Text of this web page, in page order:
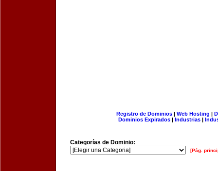
Registro de Dominios| Web Hosting |
Dominios Expirados | Industrias |
Categorías de Dominio:
[Pág.